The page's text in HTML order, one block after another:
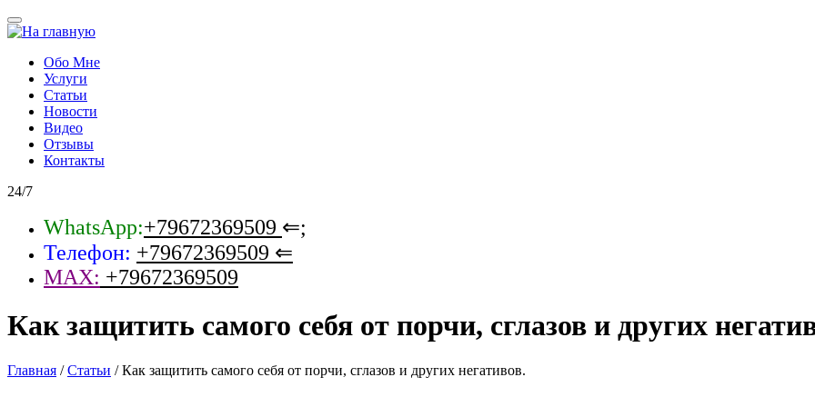
Обо Мне
Услуги
Статьи
Новости
Видео
Отзывы
Контакты
24/7
WhatsApp:+79672369509 ⇐;
Телефон: +79672369509 ⇐
MAX: +79672369509
Как защитить самого себя от порчи, сглазов и других
Главная /Статьи /Как защитить самого себя от порчи, сглазов и других негативов.